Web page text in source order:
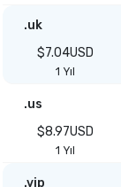
.uk
$7.04USD
1 Yıl
.us
$8.97USD
1 Yıl
.vip